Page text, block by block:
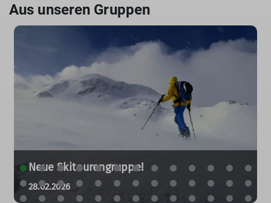
Aus unseren Gruppen
Neue Skitourengruppe!
28.02.2026